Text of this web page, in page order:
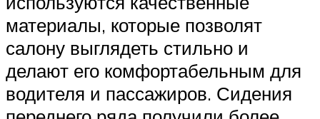
материалы, которые позволят
салону выглядеть стильно и
делают его комфортабельным для
водителя и пассажиров. Сидения